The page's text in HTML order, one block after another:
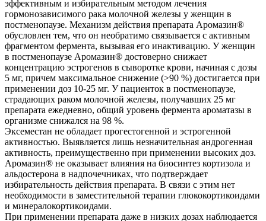
эффективным и избирательным методом лечения
гормонозависимого рака молочной железы у женщин в
постменопаузе. Механизм действия препарата Аромазин®
обусловлен тем, что он необратимо связывается с активным
фрагментом фермента, вызывая его инактивацию. У женщин
в постменопаузе Аромазин® достоверно снижает
концентрацию эстрогенов в сыворотке крови, начиная с дозы
5 мг, причем максимальное снижение (>90 %) достигается при
применении доз 10-25 мг. У пациенток в постменопаузе,
страдающих раком молочной железы, получавших 25 мг
препарата ежедневно, общий уровень фермента ароматазы в
организме снижался на 98 %.
Эксеместан не обладает прогестогенной и эстрогенной
активностью. Выявляется лишь незначительная андрогенная
активность, преимущественно при применении высоких доз.
Аромазин® не оказывает влияния на биосинтез кортизола и
альдостерона в надпочечниках, что подтверждает
избирательность действия препарата. В связи с этим нет
необходимости в заместительной терапии глюкокортикоидами
и минералокортикоидами.
При применении препарата даже в низких дозах наблюдается